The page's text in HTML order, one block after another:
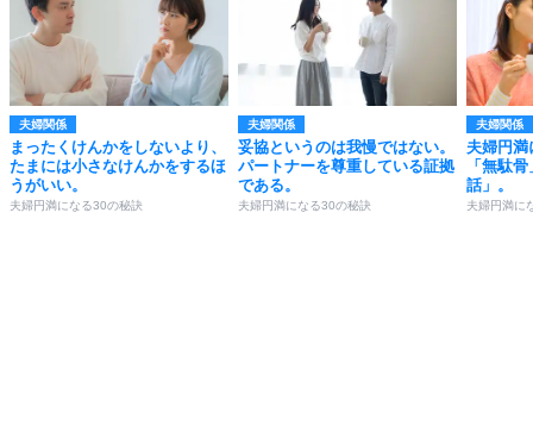
夫婦関係
まったくけんかをしないより、
たまには小さなけんかをするほ
うがいい。
夫婦円満になる30の秘訣
夫婦関係
妥協というのは我慢ではない。
パートナーを尊重している証拠
である。
夫婦円満になる30の秘訣
夫婦関係
夫婦円満
「無駄
話」。
夫婦円満に